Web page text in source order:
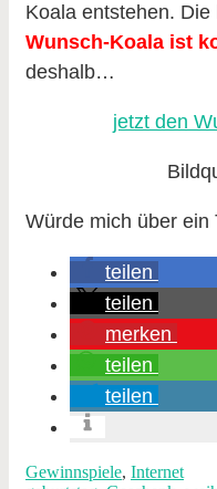
Koala entstehen.
Wunsch-Koala ist
deshalb…
jetzt den
Würde mich über ein
teilen
teilen
merken
teilen
teilen
Gewinnspiele, Internet